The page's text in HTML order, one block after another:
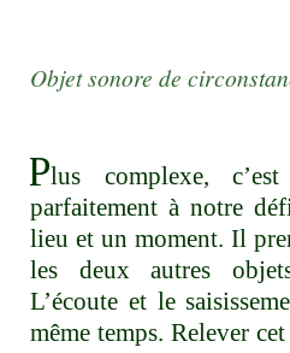
Objet sonore de
Plus complexe,
parfaitement à notre
lieu et un moment. Il
les deux autres
L’écoute et le
même temps. Relever